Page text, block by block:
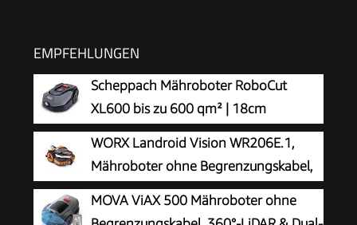
EMPFEHLUNGEN
Scheppach Mähroboter RoboCut
XL600 bis zu 600 qm² | 18cm
Schnittbreite | 20-60 mm Schnitthöhe
| Regensensor | WiFi & BT | App gesteuert | 35%
Steigung | mit Station, 9 Messer, 130m Kabel &
180 Haken
WORX Landroid Vision WR206E.1,
Mähroboter ohne Begrenzungskabel,
600 m²
MOVA ViAX 500 Mähroboter ohne